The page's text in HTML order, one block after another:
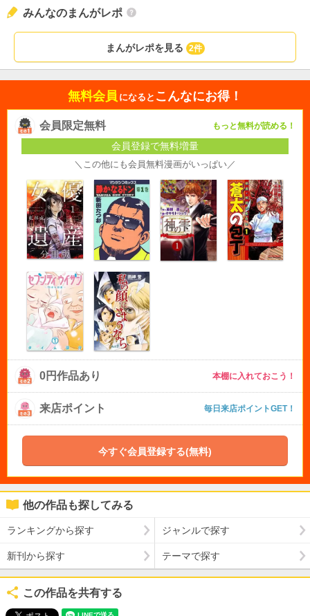
みんなのまんがレポ
まんがレポを見る 2件
無料会員 になると こんなにお得！
会員限定無料 もっと無料が読める！
会員登録で無料増量
＼この他にも会員無料漫画がいっぱい／
0円作品あり 本棚に入れておこう！
来店ポイント 毎日来店ポイントGET！
今すぐ会員登録する(無料)
他の作品も探してみる
ランキングから探す ジャンルで探す
新刊から探す テーマで探す
この作品を共有する